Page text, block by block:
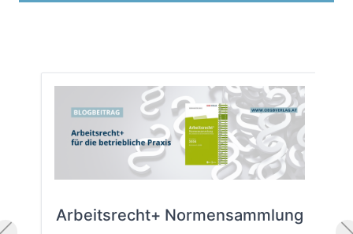
Arbeitsrecht+ Normensammlung